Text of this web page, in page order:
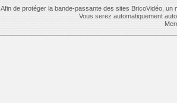
Afin de protéger la bande-passante des sites BricoVidéo,
Vous serez automatiquement